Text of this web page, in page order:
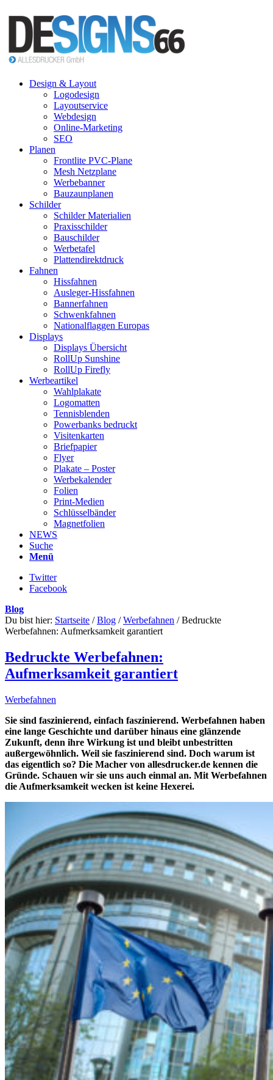
Design & Layout
Logodesign
Layoutservice
Webdesign
Online-Marketing
SEO
Planen
Frontlite PVC-Plane
Mesh Netzplane
Werbebanner
Bauzaunplanen
Schilder
Schilder Materialien
Praxisschilder
Bauschilder
Werbetafel
Plattendirektdruck
Fahnen
Hissfahnen
Ausleger-Hissfahnen
Bannerfahnen
Schwenkfahnen
Nationalflaggen Europas
Displays
Displays Übersicht
RollUp Sunshine
RollUp Firefly
Werbeartikel
Wahlplakate
Logomatten
Tennisblenden
Powerbanks bedruckt
Visitenkarten
Briefpapier
Flyer
Plakate – Poster
Werbekalender
Folien
Print-Medien
Schlüsselbänder
Magnetfolien
NEWS
Suche
Menü
Twitter
Facebook
Blog
Du bist hier: Startseite / Blog / Werbefahnen / Bedruckte
Werbefahnen: Aufmerksamkeit garantiert
Bedruckte Werbefahnen:
Aufmerksamkeit garantiert
Werbefahnen
Sie sind faszinierend, einfach faszinierend. Werbefahnen haben
eine lange Geschichte und darüber hinaus eine glänzende
Zukunft, denn ihre Wirkung ist und bleibt unbestritten
außergewöhnlich. Weil sie faszinierend sind. Doch warum ist
das eigentlich so? Die Macher von allesdrucker.de kennen die
Gründe. Schauen wir sie uns auch einmal an. Mit Werbefahnen
die Aufmerksamkeit wecken ist keine Hexerei.